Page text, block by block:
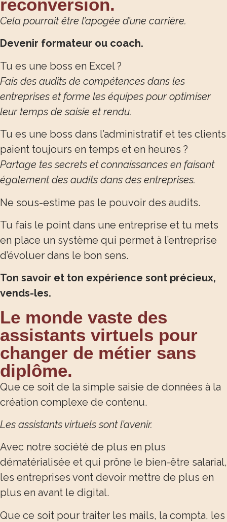
reconversion.
Cela pourrait être l’apogée d’une carrière.
Devenir formateur ou coach.
Tu es une boss en Excel ?
Fais des audits de compétences dans les
entreprises et forme les équipes pour optimiser
leur temps de saisie et rendu.
Tu es une boss dans l’administratif et tes clients
paient toujours en temps et en heures ?
Partage tes secrets et connaissances en faisant
également des audits dans des entreprises.
Ne sous-estime pas le pouvoir des audits.
Tu fais le point dans une entreprise et tu mets
en place un système qui permet à l’entreprise
d’évoluer dans le bon sens.
Ton savoir et ton expérience sont précieux,
vends-les.
Le monde vaste des
assistants virtuels pour
changer de métier sans
diplôme.
Que ce soit de la simple saisie de données à la
création complexe de contenu.
Les assistants virtuels sont l’avenir.
Avec notre société de plus en plus
dématérialisée et qui prône le bien-être salarial,
les entreprises vont devoir mettre de plus en
plus en avant le digital.
Que ce soit pour traiter les mails, la compta, les